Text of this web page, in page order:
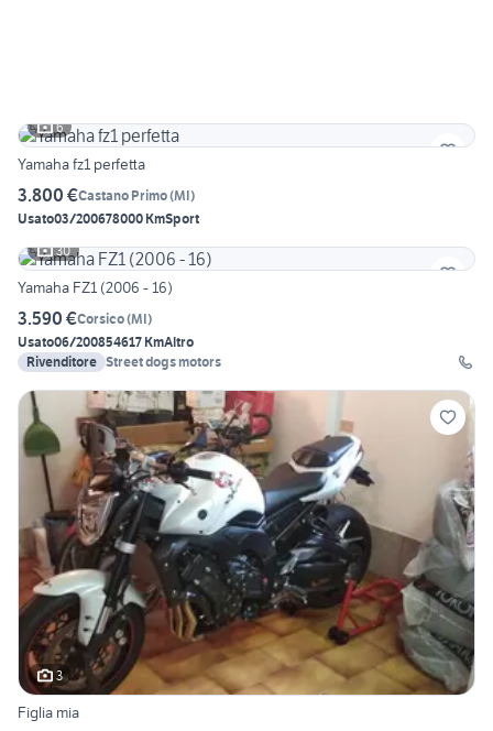
6
Yamaha fz1 perfetta
3.800 €Castano Primo(MI)
Usato03/200678000 KmSport
30
Yamaha FZ1 (2006 - 16)
3.590 €Corsico(MI)
Usato06/200854617 KmAltro
Rivenditore Street dogs motors
3
Figlia mia